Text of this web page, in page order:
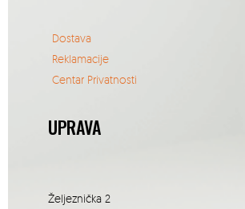
Dostava
Reklamacije
Centar Privatnosti
UPRAVA
Željeznička 2